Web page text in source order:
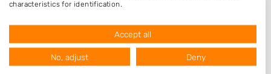
Kerkstraat 2
5066AS
Moergestel
Op 15,72 km afstand
characteristics for identification.
USA.
Your consent and the cookie policy applies solely to this website/app.
View Partner List (1016 IAB Vendors)
We use your data for the following purposes:
Accept all
No, adjust Deny